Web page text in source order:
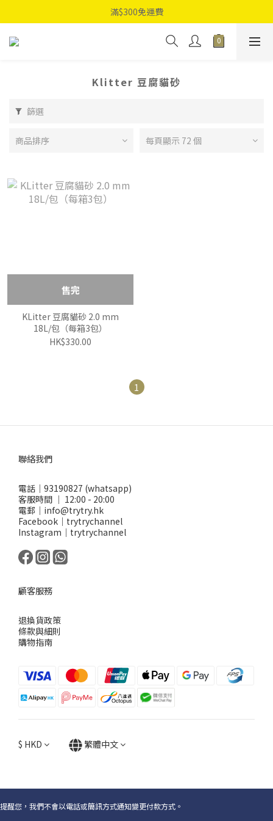
滿$300免運費
Klitter 豆腐貓砂
篩選
商品排序 每頁顯示 72 個
售完
KLitter 豆腐貓砂 2.0 mm
18L/包（每箱3包）
HK$330.00
1
聯絡我們
電話｜93190827 (whatsapp)
客服時間 ｜ 12:00 - 20:00
電郵｜info@trytry.hk
Facebook｜trytrychannel
Instagram｜trytrychannel
顧客服務
退換貨政策
條款與細則
購物指南
$ HKD 繁體中文
提醒您，我們不會以電話或簡訊方式通知變更付款方式。